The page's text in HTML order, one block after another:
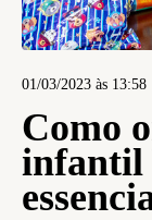
01/03/2023 às 13:58
Como
infantil